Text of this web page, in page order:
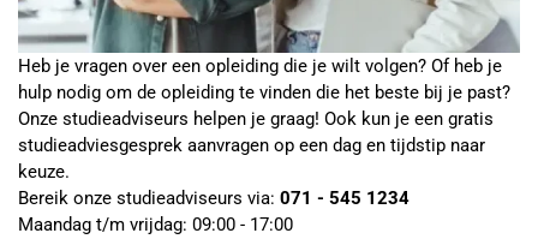
Heb je vragen over een opleiding die je wilt volgen? Of heb je
hulp nodig om de opleiding te vinden die het beste bij je past?
Onze studieadviseurs helpen je graag! Ook kun je een gratis
studieadviesgesprek aanvragen op een dag en tijdstip naar
keuze.
Bereik onze studieadviseurs via: 071 - 545 1234
Maandag t/m vrijdag: 09:00 - 17:00